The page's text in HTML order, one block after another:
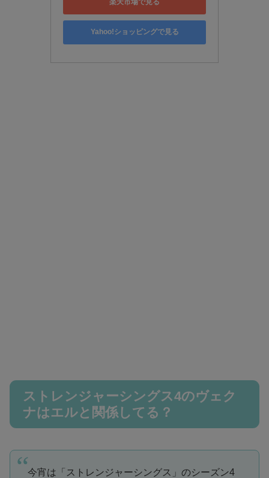
楽天市場で見る
Yahoo!ショッピングで見る
ストレンジャーシングス4のヴェク
ナはエルと関係してる？
今宵は「ストレンジャーシングス」のシーズン4